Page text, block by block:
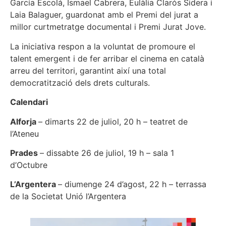
García Escolá, Ismael Cabrera, Eulàlia Clarós Sidera i
Laia Balaguer, guardonat amb el Premi del jurat a
millor curtmetratge documental i Premi Jurat Jove.
La iniciativa respon a la voluntat de promoure el
talent emergent i de fer arribar el cinema en català
arreu del territori, garantint així una total
democratització dels drets culturals.
Calendari
Alforja – dimarts 22 de juliol, 20 h – teatret de
l’Ateneu
Prades – dissabte 26 de juliol, 19 h – sala 1
d’Octubre
L’Argentera – diumenge 24 d’agost, 22 h – terrassa
de la Societat Unió l’Argentera